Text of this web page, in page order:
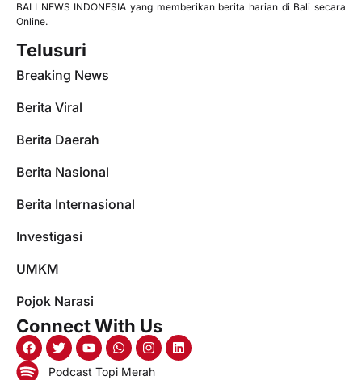
BALI NEWS INDONESIA yang memberikan berita harian di Bali secara
Online.
Telusuri
Breaking News
Berita Viral
Berita Daerah
Berita Nasional
Berita Internasional
Investigasi
UMKM
Pojok Narasi
Connect With Us
Podcast Topi Merah